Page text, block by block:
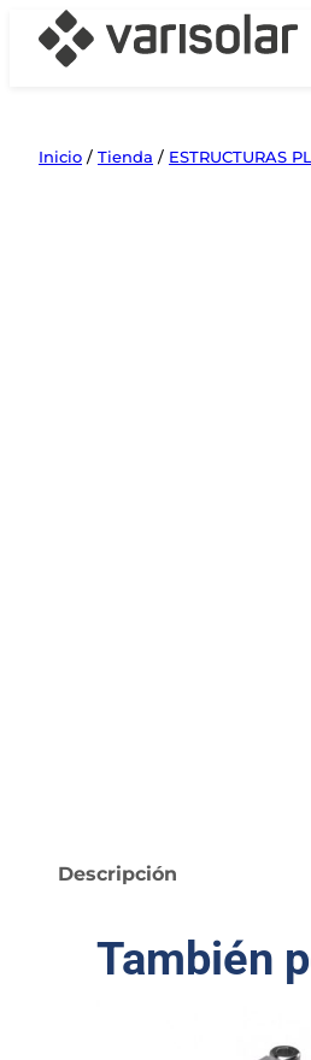
Saltar
Inicio / Tienda / ESTRUCTURAS
Descripción
También